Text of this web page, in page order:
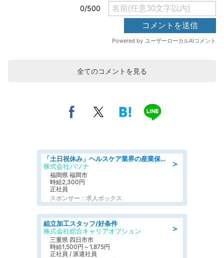
全てのコメントを見る
＞
「土日祝休み」ヘルスケア業界の産業保健師/高時給/未経験OK/要資格:保健師、正看護師
株式会社パソナ
福岡県 福岡市
時給2,300円
正社員
スポンサー：求人ボックス
＞
組立加工スタッフ/好条件
株式会社綜合キャリアオプション
三重県 四日市市
時給1,500円～1,875円
正社員 / 派遣社員